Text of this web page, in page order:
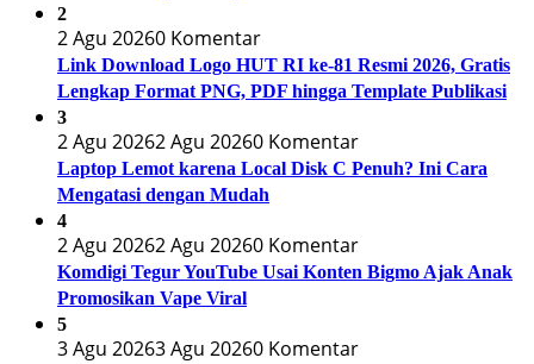
2
2 Agu 20260 Komentar
Link Download Logo HUT RI ke-81 Resmi 2026, Gratis
Lengkap Format PNG, PDF hingga Template Publikasi
3
2 Agu 20262 Agu 20260 Komentar
Laptop Lemot karena Local Disk C Penuh? Ini Cara
Mengatasi dengan Mudah
4
2 Agu 20262 Agu 20260 Komentar
Komdigi Tegur YouTube Usai Konten Bigmo Ajak Anak
Promosikan Vape Viral
5
3 Agu 20263 Agu 20260 Komentar